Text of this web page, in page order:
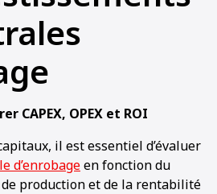
CAPEX, OPEX et ROI
il est essentiel d’évaluer
d’enrobageen fonction du
production et de la rentabilité